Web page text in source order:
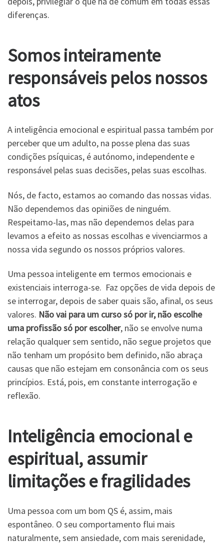
diferenças.
Somos inteiramente
responsáveis pelos nossos
atos
A inteligência emocional e espiritual passa também por
perceber que um adulto, na posse plena das suas
condições psíquicas, é autónomo, independente e
responsável pelas suas decisões, pelas suas escolhas.
Nós, de facto, estamos ao comando das nossas vidas.
Não dependemos das opiniões de ninguém.
Respeitamo-las, mas não dependemos delas para
levamos a efeito as nossas escolhas e vivenciarmos a
nossa vida segundo os nossos próprios valores.
Uma pessoa inteligente em termos emocionais e
existenciais interroga-se. Faz opções de vida depois de
se interrogar, depois de saber quais são, afinal, os seus
valores. Não vai para um curso só por ir, não escolhe
uma profissão só por escolher, não se envolve numa
relação qualquer sem sentido, não segue projetos que
não tenham um propósito bem definido, não abraça
causas que não estejam em consonância com os seus
princípios. Está, pois, em constante interrogação e
reflexão.
Inteligência emocional e
espiritual, assumir
limitações e fragilidades
Uma pessoa com um bom QS é, assim, mais
espontâneo. O seu comportamento flui mais
naturalmente, sem ansiedade, com mais serenidade,